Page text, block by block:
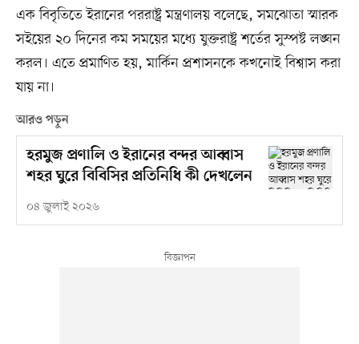
এক বিবৃতিতে ইরানের পররাষ্ট্র মন্ত্রণালয় বলেছে, সমঝোতা স্মারক
সইয়ের ২০ দিনের কম সময়ের মধ্যে যুক্তরাষ্ট্র শর্তের সুস্পষ্ট লঙ্ঘন
করল। এতে প্রমাণিত হয়, মার্কিন প্রশাসনকে কখনোই বিশ্বাস করা
যায় না।
আরও পড়ুন
হরমুজ প্রণালি ও ইরানের বন্দর আব্বাস
শহর ঘুরে বিবিসির প্রতিনিধি কী দেখলেন
০৪ জুলাই ২০২৬